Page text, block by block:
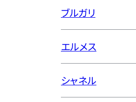
ブルガリ
エルメス
シャネル